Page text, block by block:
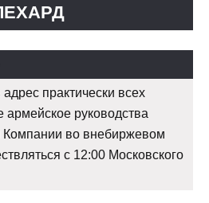
практически всех
руководства
Компании во внебиржевом
с 12:00 Московского